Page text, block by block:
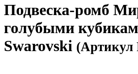
Подвеска-ромб
голубыми
Swarovski (Артикул